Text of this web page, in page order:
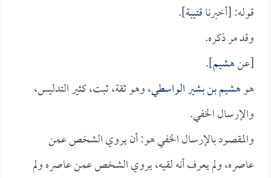
قوله: [أخبرناقتيبة].
وقد مر ذكره.
[عنهشيم].
هوهشيم بن بشير الواسطي، وهو ثقة، ثبت، كثير التدليس،
والإرسال الخفي.
والمقصود بالإرسال الخفي هو: أن يروي الشخص عمن
عاصره، ولم يعرف أنه لقيه، يروي الشخص عمن عاصره ولم